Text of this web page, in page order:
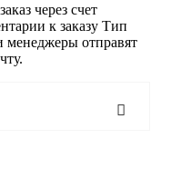
через счет
к заказу Тип
менеджеры отправят